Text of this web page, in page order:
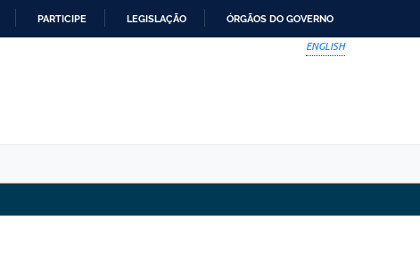
PARTICIPE LEGISLAÇÃO ÓRGÃOS DO GOVERNO
ENGLISH